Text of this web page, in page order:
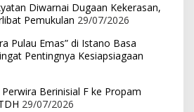
Diwarnai Dugaan Kekerasan,
Pemukulan 29/07/2026
Pulau Emas” di Istano Basa
Pentingnya Kesiapsiagaan
Berinisial F ke Propam
29/07/2026